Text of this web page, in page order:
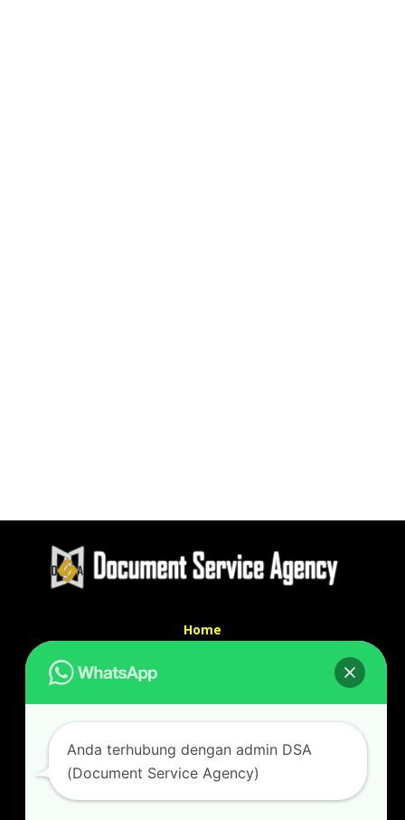
Home
Kontak kami
Alamat kantor :
Jl Swadaya Pam No 6 Rt 006 Rw 007 Jatinegara,
Cakung, Jakarta Timur 13930
Anda terhubung dengan admin DSA
(Document Service Agency)